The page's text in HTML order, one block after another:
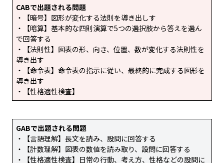
CABで出題される問題
・【暗号】図形が変化する法則を導き出しす
・【暗算】基本的な四則演算で5つの選択肢から答えを選ん
で回答する
・【法則性】図表の形、向き、位置、数が変化する法則性を
導き出す
・【命令表】命令表の指示に従い、最終的に完成する図形を
導き出す
・【性格適性検査】
GABで出題される問題
・【言語理解】長文を読み、設問に回答する
・【計数理解】図表の数値を読み取り、設問に回答する
・【性格適性検査】日常の行動、考え方、性格などの設問に